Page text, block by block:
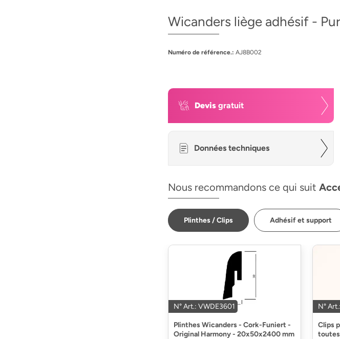
Wicanders liège adhésif -
Numéro de référence.: AJ8B002
Devis gratuit
Données techniques
Nous recommandons ce qui suit
Plinthes / Clips Adhésif et support
N° Art.: VWDE3601
Plinthes Wicanders - Cork-Funiert -
Original Harmony - 20x50x2400 mm
N°
Clips